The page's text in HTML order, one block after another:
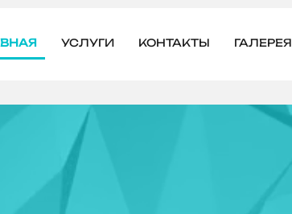
УСЛУГИ КОНТАКТЫ ГАЛЕРЕЯ